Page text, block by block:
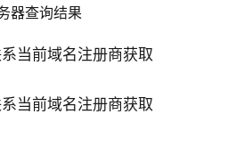
器查询结果
当前域名注册商获取
当前域名注册商获取